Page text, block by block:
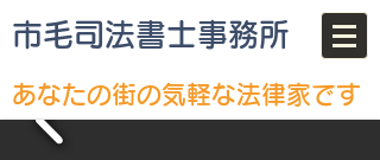
市毛司法書士事務所
あなたの街の気軽な法律家です